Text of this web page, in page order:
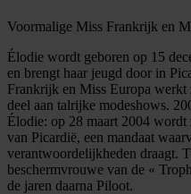
Voormalige Miss Frankrijk en
Élodie wordt geboren op 15
en brengt haar jeugd door in
Frankrijk en Miss Europa werkt
deel aan talrijke modeshows.
Élodie: op 28 maart 2004
van Picardië, een mandaat
verantwoordelijkheden draagt.
beschermvrouwe van de «
de jaren daarna Piloot.